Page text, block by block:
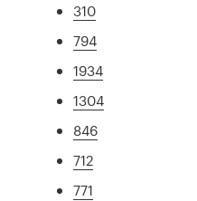
310
794
1934
1304
846
712
771